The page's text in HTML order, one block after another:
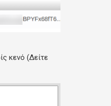
κενό (Δείτε